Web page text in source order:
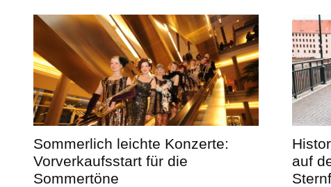
Sommerlich leichte Konzerte:
Vorverkaufsstart für die
Sommertöne
auf